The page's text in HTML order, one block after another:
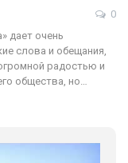
0
дает очень
слова и обещания,
радостью и
общества, но…